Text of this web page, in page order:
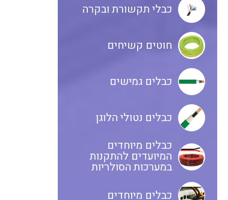
כבלי תקשורת ובקרה
חוטים קשיחים
כבלים גמישים
כבלים נטולי הלוגן
כבלים מיוחדים
המיועדים להתקנות
במערכות הסולריות
כבלים מיוחדים